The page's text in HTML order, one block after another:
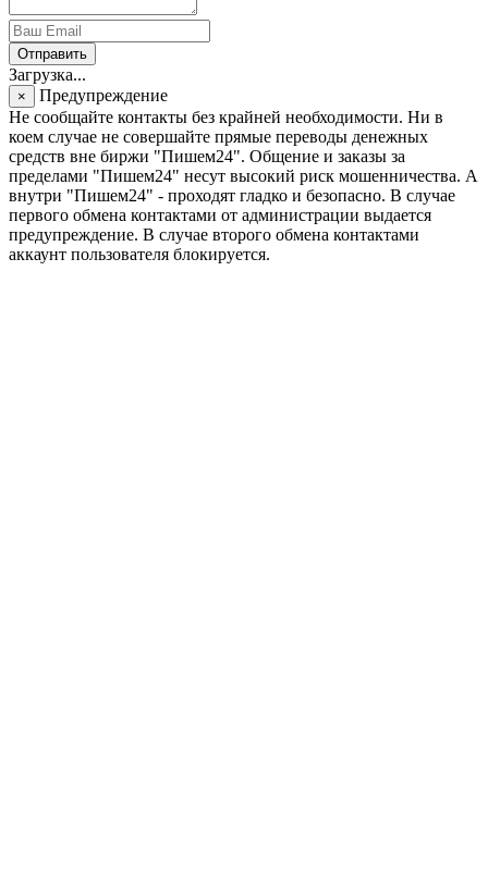
Отправить
Загрузка...
×
Предупреждение
Не сообщайте контакты без крайней необходимости. Ни в
коем случае не совершайте прямые переводы денежных
средств вне биржи "Пишем24". Общение и заказы за
пределами "Пишем24" несут высокий риск мошенничества. А
внутри "Пишем24" - проходят гладко и безопасно. В случае
первого обмена контактами от администрации выдается
предупреждение. В случае второго обмена контактами
аккаунт пользователя блокируется.